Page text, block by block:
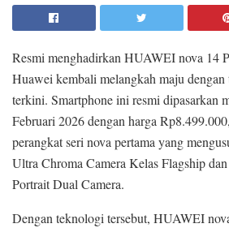
Resmi menghadirkan HUAWEI nova 14
Huawei kembali melangkah maju
terkini. Smartphone ini resmi dipasarkan
Februari 2026 dengan harga
perangkat seri nova pertama yang
Ultra Chroma Camera Kelas Flagship
Portrait Dual Camera.
Dengan teknologi tersebut, HUAWEI